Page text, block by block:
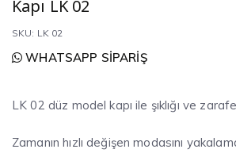
Kapı LK 02
SKU: LK 02
WHATSAPP SIPARIŞ
LK 02 düz model kapı ile şıklığı ve
Zamanın hızlı değişen modasını